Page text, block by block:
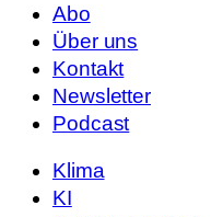
Abo
Über uns
Kontakt
Newsletter
Podcast
Klima
KI